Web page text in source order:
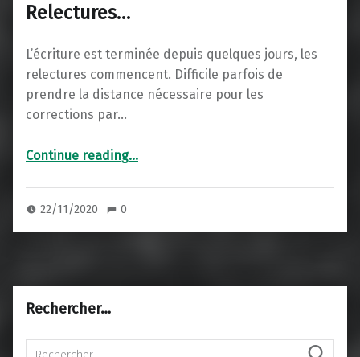
Relectures…
L’écriture est terminée depuis quelques jours, les
relectures commencent. Difficile parfois de
prendre la distance nécessaire pour les
corrections par…
Continue reading…
22/11/2020 0
Rechercher…
Rechercher :